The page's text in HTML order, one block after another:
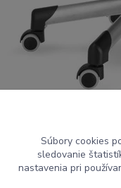
Súbory cookies
sledovanie
nastavenia pri